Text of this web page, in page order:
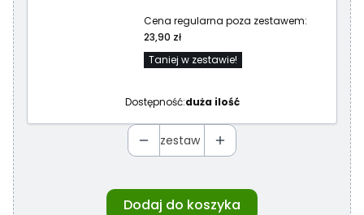
Cena regularna poza zestawem:
23,90 zł
Taniej w zestawie!
Dostępność:duża ilość
zestaw
Dodaj do koszyka